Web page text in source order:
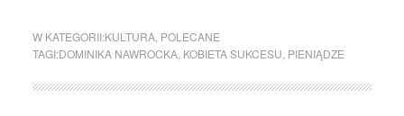
W KATEGORII:KULTURA, POLECANE
TAGI:DOMINIKA NAWROCKA, KOBIETA SUKCESU, PIENIĄDZE